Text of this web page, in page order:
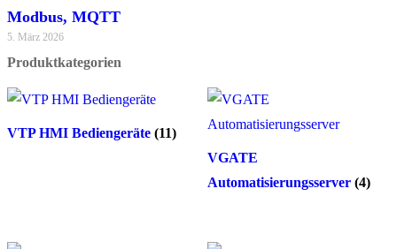
Modbus, MQTT
5. März 2026
Produktkategorien
VTP HMI Bediengeräte (11)
VGATE
Automatisierungsserver (4)